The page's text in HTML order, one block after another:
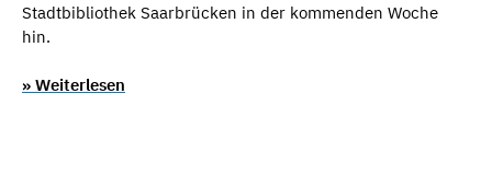
Stadtbibliothek Saarbrücken in der kommenden Woche
hin.
» Weiterlesen